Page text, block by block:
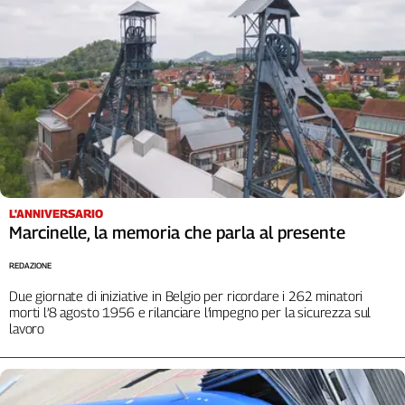
Linea
Economica
Tech
It
Easy
Inserti
Idea
Diffusa
InFlai
Le
trasmissioni
tv
Work
in
L'ANNIVERSARIO
Marcinelle, la memoria che parla al presente
Due giornate di iniziative in Belgio per ricordare i 262 minatori
morti l’8 agosto 1956 e rilanciare l’impegno per la sicurezza sul
lavoro
REDAZIONE